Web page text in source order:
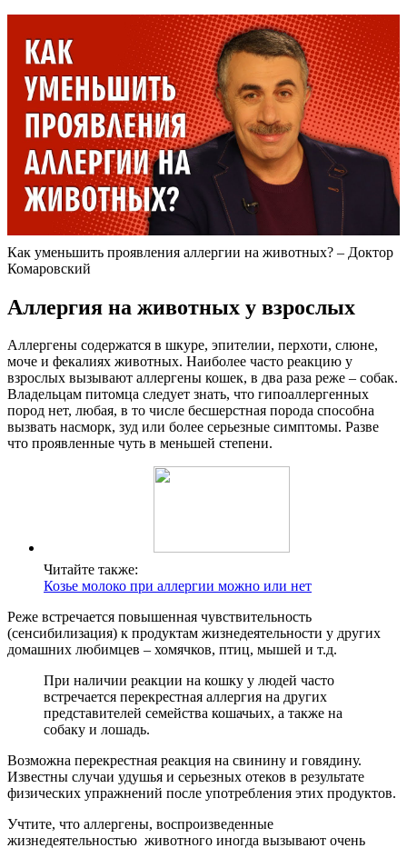
Как уменьшить проявления аллергии на животных? – Доктор
Комаровский
Аллергия на животных у взрослых
Аллергены содержатся в шкуре, эпителии, перхоти, слюне,
моче и фекалиях животных. Наиболее часто реакцию у
взрослых вызывают аллергены кошек, в два раза реже – собак.
Владельцам питомца следует знать, что гипоаллергенных
пород нет, любая, в то числе бесшерстная порода способна
вызвать насморк, зуд или более серьезные симптомы. Разве
что проявленные чуть в меньшей степени.
Читайте также:
Козье молоко при аллергии можно или нет
Реже встречается повышенная чувствительность
(сенсибилизация) к продуктам жизнедеятельности у других
домашних любимцев – хомячков, птиц, мышей и т.д.
При наличии реакции на кошку у людей часто
встречается перекрестная аллергия на других
представителей семейства кошачьих, а также на
собаку и лошадь.
Возможна перекрестная реакция на свинину и говядину.
Известны случаи удушья и серьезных отеков в результате
физических упражнений после употребления этих продуктов.
Учтите, что аллергены, воспроизведенные
жизнедеятельностью животного иногда вызывают очень